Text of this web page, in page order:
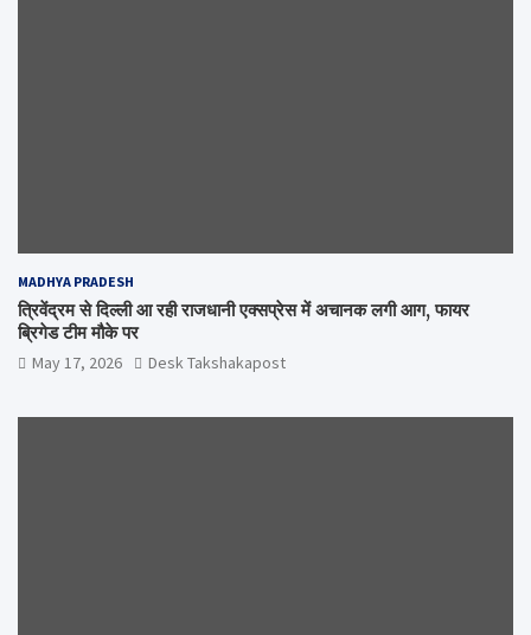
MADHYA PRADESH
त्रिवेंद्रम से दिल्ली आ रही राजधानी एक्सप्रेस में अचानक लगी आग, फायर
ब्रिगेड टीम मौके पर
May 17, 2026 Desk Takshakapost